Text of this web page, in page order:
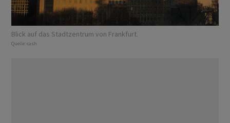
Blick auf das Stadtzentrum von Frankfurt.
Quelle: cash